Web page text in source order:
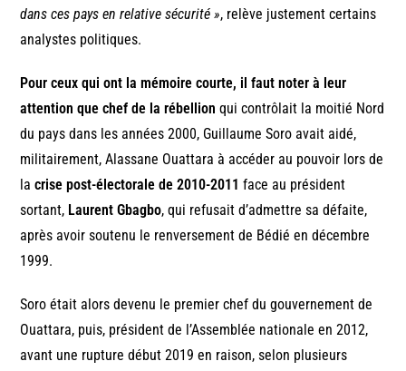
dans ces pays en relative sécurité », relève justement certains
analystes politiques.
Pour ceux qui ont la mémoire courte, il faut noter à leur
attention que chef de la rébellion qui contrôlait la moitié Nord
du pays dans les années 2000, Guillaume Soro avait aidé,
militairement, Alassane Ouattara à accéder au pouvoir lors de
lacrise post-électorale de 2010-2011 face au président
sortant, Laurent Gbagbo, qui refusait d’admettre sa défaite,
après avoir soutenu le renversement de Bédié en décembre
1999.
Soro était alors devenu le premier chef du gouvernement de
Ouattara, puis, président de l’Assemblée nationale en 2012,
avant une rupture début 2019 en raison, selon plusieurs